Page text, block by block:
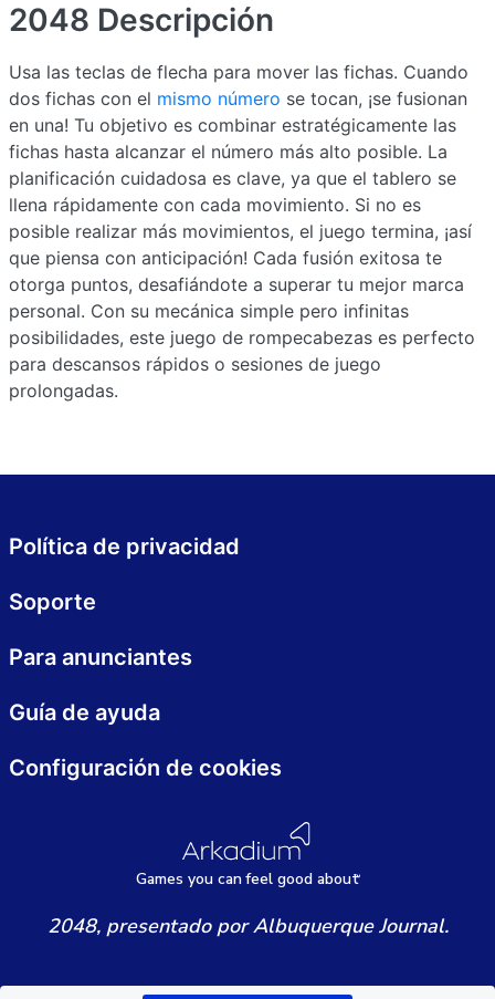
2048 Descripción
Usa las teclas de flecha para mover las fichas. Cuando
dos fichas con el mismo número se tocan, ¡se fusionan
en una! Tu objetivo es combinar estratégicamente las
fichas hasta alcanzar el número más alto posible. La
planificación cuidadosa es clave, ya que el tablero se
llena rápidamente con cada movimiento. Si no es
posible realizar más movimientos, el juego termina, ¡así
que piensa con anticipación! Cada fusión exitosa te
otorga puntos, desafiándote a superar tu mejor marca
personal. Con su mecánica simple pero infinitas
posibilidades, este juego de rompecabezas es perfecto
para descansos rápidos o sesiones de juego
prolongadas.
Games you canfeel good about
Política de privacidad
Soporte
Para anunciantes
Guía de ayuda
Configuración de cookies
2048, presentado por Albuquerque Journal.